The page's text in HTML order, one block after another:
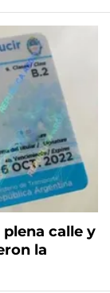
calle y
la